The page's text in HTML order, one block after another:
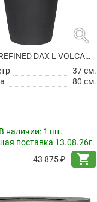
search
КАШПО REFINED DAX L VOLCANO BLACK
37 см.
80 см.
наличии: 1 шт.
поставка 13.08.26г.
43 875 ₽
shopping_cart